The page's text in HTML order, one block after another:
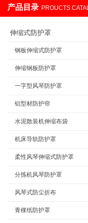
盐山华蒴机床附件制造有限公司
产品目录 PROUCTS
伸缩式防护罩
钢板伸缩式防护罩
伸缩钢板防护罩
一字型风琴防护罩
铝型材防护帘
水泥散装机伸缩布袋
机床导轨防护罩
柔性风琴伸缩式防护罩
分拣机风琴防护罩
风琴式防尘折布
青稞纸防护罩